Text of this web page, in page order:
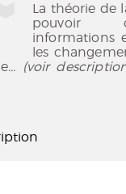
La théorie de
pouvoir
informations
les
... (voir